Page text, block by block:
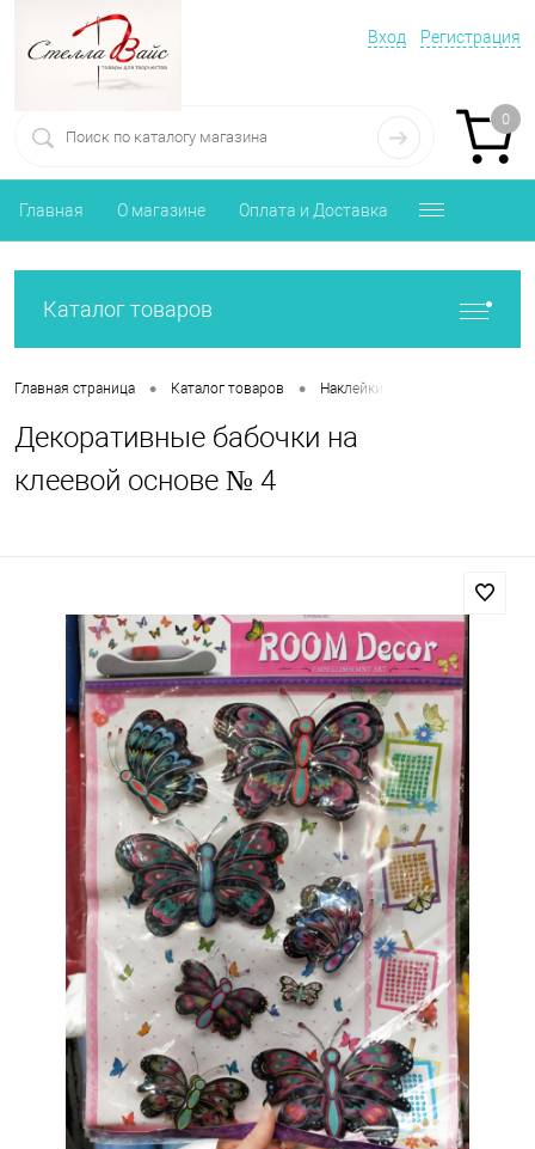
Вход Регистрация
0
Главная О магазине Оплата и Доставка
Каталог товаров
Главная страница • Каталог товаров • Наклейки
Декоративные бабочки на
клеевой основе № 4